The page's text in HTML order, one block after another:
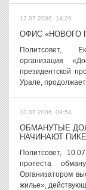
12.07.2006, 14:29
ОФИС «НОВОГО
Политсовет,
организация
президентской
Урале,
10.07.2006, 09:54
ОБМАНУТЫЕ
НАЧИНАЮТ
Политсовет,
протеста
Организатором
жилье»,